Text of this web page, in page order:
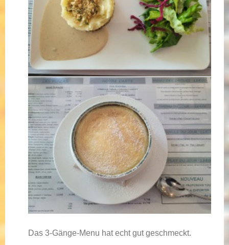
Das 3-Gänge-Menu hat echt gut geschmeckt.